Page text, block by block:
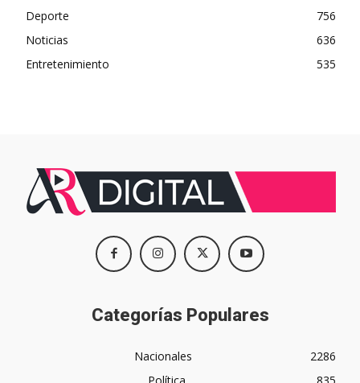
Deporte
756
Noticias
636
Entretenimiento
535
Categorías Populares
Nacionales
2286